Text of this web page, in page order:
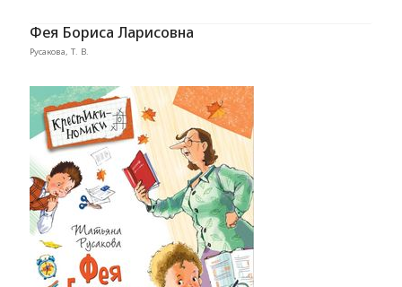
Фея Бориса Ларисовна
Русакова, Т. В.